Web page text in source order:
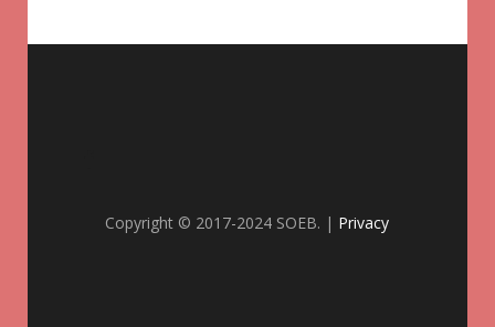
Copyright © 2017-2024 SOEB. | Privacy